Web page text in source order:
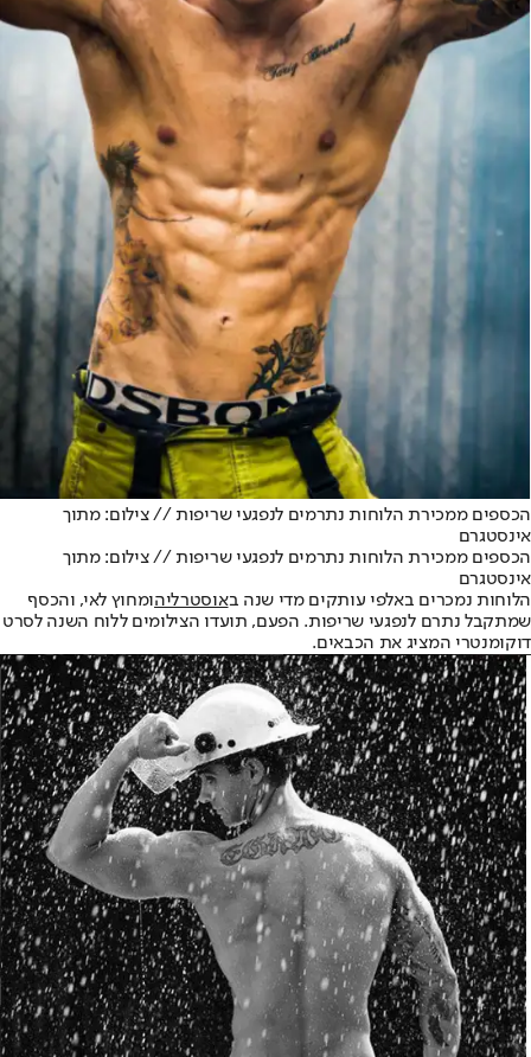
הכספים ממכירת הלוחות נתרמים לנפגעי שריפות // צילום: מתוך
אינסטגרם
הכספים ממכירת הלוחות נתרמים לנפגעי שריפות // צילום: מתוך
אינסטגרם
הלוחות נמכרים באלפי עותקים מדי שנה באוסטרליהומחוץ לאי, והכסף
שמתקבל נתרם לנפגעי שריפות. הפעם, תועדו הצילומים ללוח השנה לסרט
דוקומנטרי המציג את הכבאים.